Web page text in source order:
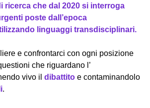
ricerca che dal 2020 si interroga
poste dall’epoca
linguaggi transdisciplinari.
e confrontarci con ogni posizione
che riguardano l’
vivo il dibattito e contaminandolo
.